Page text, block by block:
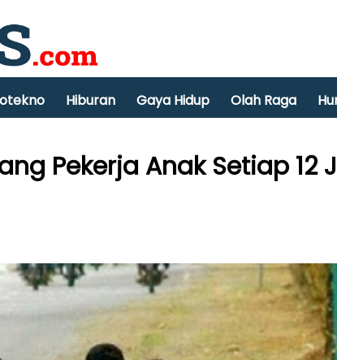
Hiburan Gaya Hidup Olah Raga
Pekerja Anak Setiap 12